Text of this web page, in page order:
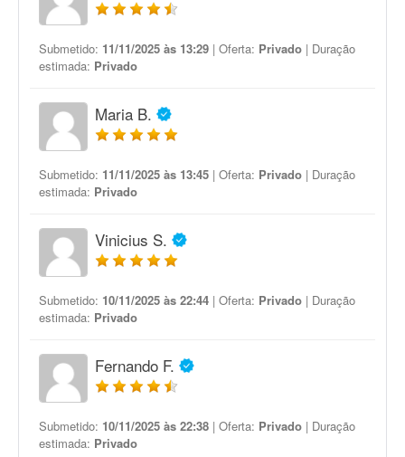
Submetido: 11/11/2025 às 13:29 | Oferta: Privado | Duração
estimada: Privado
Maria B.
Submetido: 11/11/2025 às 13:45 | Oferta: Privado | Duração
estimada: Privado
Vinicius S.
Submetido: 10/11/2025 às 22:44 | Oferta: Privado | Duração
estimada: Privado
Fernando F.
Submetido: 10/11/2025 às 22:38 | Oferta: Privado | Duração
estimada: Privado